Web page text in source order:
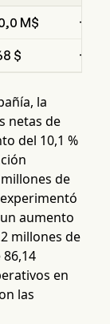
M$
$
la
netas de
del 10,1 %
de
aumento
millones de
en
las